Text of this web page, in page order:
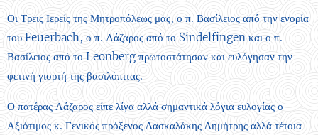
Οι Τρεις Ιερείς της Μητροπόλεως μας, ο π. Βασίλειος από την ενορία
του Feuerbach, ο π. Λάζαρος από το Sindelfingen και ο π.
Βασίλειος από το Leonberg πρωτοστάτησαν και ευλόγησαν την
φετινή γιορτή της βασιλόπιτας.
Ο πατέρας Λάζαρος είπε λίγα αλλά σημαντικά λόγια ευλογίας ο
Αξιότιμος κ. Γενικός πρόξενος Δασκαλάκης Δημήτρης αλλά τέτοια